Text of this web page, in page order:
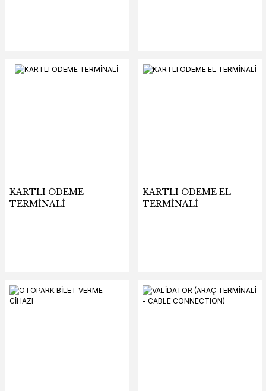
KARTLI ÖDEME
TERMİNALİ
KARTLI ÖDEME EL
TERMİNALİ